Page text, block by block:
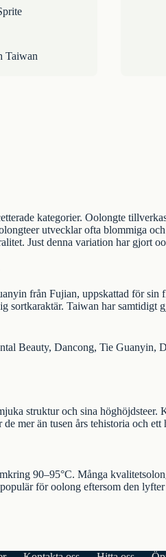
Taiwan
kategorier. Oolongte
utvecklar ofta blommiga
Just denna variation har gjort
från Fujian, uppskattad för sin
sortkaraktär. Taiwan har
Beauty, Dancong, Tie Guanyin,
struktur och sina höghöjdsteer.
mer än tusen års tehistoria och
90–95°C. Många
för oolong eftersom den